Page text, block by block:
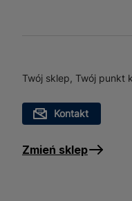
Twój sklep, Twój punkt
Kontakt
Zmień sklep